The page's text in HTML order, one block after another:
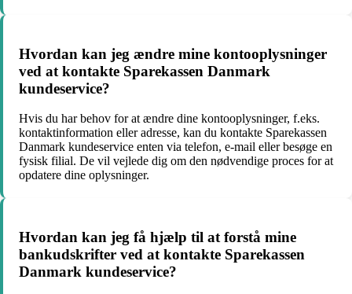
Hvordan kan jeg ændre mine kontooplysninger
ved at kontakte Sparekassen Danmark
kundeservice?
Hvis du har behov for at ændre dine kontooplysninger, f.eks.
kontaktinformation eller adresse, kan du kontakte Sparekassen
Danmark kundeservice enten via telefon, e-mail eller besøge en
fysisk filial. De vil vejlede dig om den nødvendige proces for at
opdatere dine oplysninger.
Hvordan kan jeg få hjælp til at forstå mine
bankudskrifter ved at kontakte Sparekassen
Danmark kundeservice?